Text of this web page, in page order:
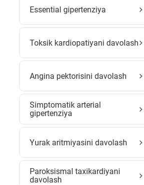
Essential gipertenziya
Toksik kardiopatiyani davolash
Angina pektorisini davolash
Simptomatik arterial
gipertenziya
Yurak aritmiyasini davolash
Paroksismal taxikardiyani
davolash